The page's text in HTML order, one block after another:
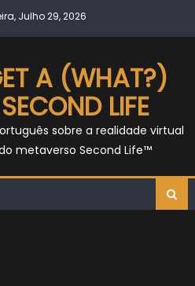
Julho 29, 2026
A (WHAT?)
SECOND LIFE
sobre a realidade virtual
metaverso Second Life™